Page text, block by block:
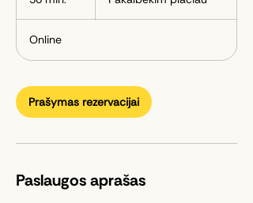
n
Online
Prašymas rezervacijai
Paslaugos aprašas